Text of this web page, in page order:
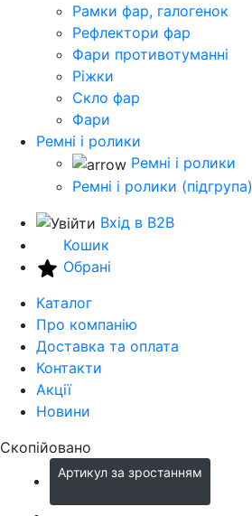
Рамки фар, галогенок
Рефлектори фар
Фари противотуманні
Ріжки
Скло фар
Фари
Ремні і ролики
Ремні і ролики
Ремні і ролики (підгрупа)
Вхід в B2B
Кошик
Обрані
Каталог
Про компанію
Доставка та оплата
Контакти
Акції
Новини
Скопійовано
Артикул за зростанням